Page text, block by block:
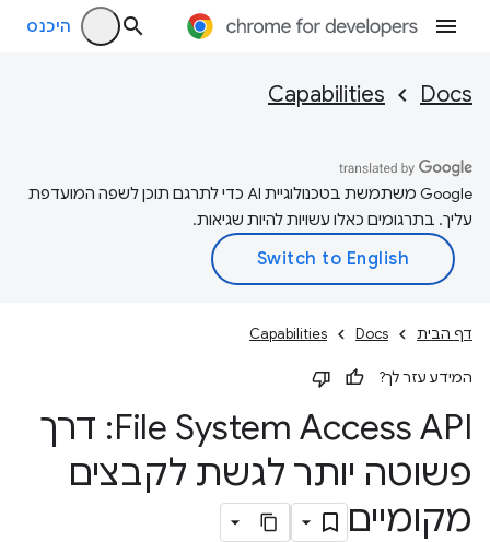
היכנס
Docs
Capabilities
‫Google משתמשת בטכנולוגיית AI כדי לתרגם תוכן לשפה המועדפת
עליך. בתרגומים כאלו עשויות להיות שגיאות.
דף הבית Docs
Capabilities
המידע עזר לך?
File System Access API: דרך
פשוטה יותר לגשת לקבצים
מקומיים